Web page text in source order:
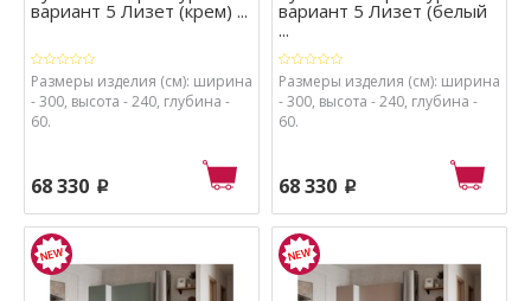
вариант 5 Лизет (крем) ...
Размеры изделия (см): ширина
- 300, высота - 240, глубина -
60.
68 330 p
вариант 5 Лизет (белый
...
Размеры изделия (см): ширина
- 300, высота - 240, глубина -
60.
68 330 p